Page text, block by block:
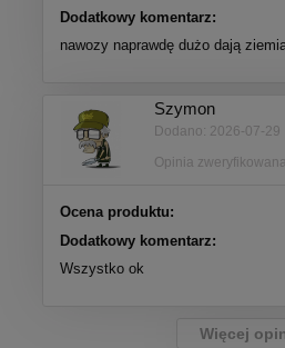
Dodatkowy komentarz:
nawozy naprawdę dużo dają
Szymon
Dodano: 2026-07-29
Opinia zweryfikowana
Ocena produktu:
Dodatkowy komentarz:
Wszystko ok
Więcej